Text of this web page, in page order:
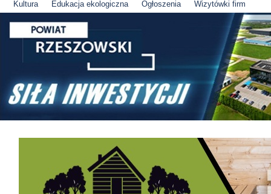
Kultura
Edukacja ekologiczna Ogłoszenia Wizytówki firm